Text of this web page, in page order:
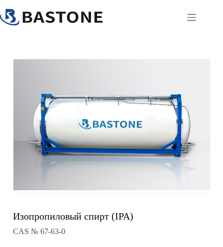
к
содержимому
Изопропиловый спирт (IPA)
CAS № 67-63-0